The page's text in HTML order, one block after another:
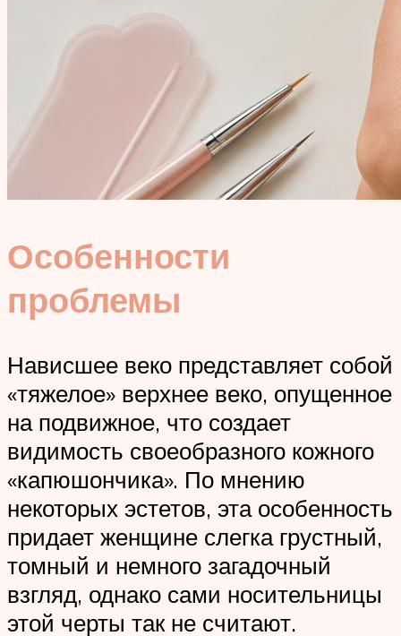
Особенности
проблемы
Нависшее веко представляет собой
«тяжелое» верхнее веко, опущенное
на подвижное, что создает
видимость своеобразного кожного
«капюшончика». По мнению
некоторых эстетов, эта особенность
придает женщине слегка грустный,
томный и немного загадочный
взгляд, однако сами носительницы
этой черты так не считают.